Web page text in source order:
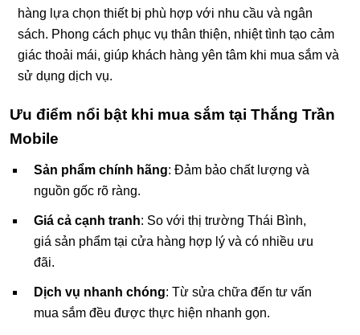
hàng lựa chọn thiết bị phù hợp với nhu cầu và ngân
sách. Phong cách phục vụ thân thiện, nhiệt tình tạo cảm
giác thoải mái, giúp khách hàng yên tâm khi mua sắm và
sử dụng dịch vụ.
Ưu điểm nổi bật khi mua sắm tại Thắng Trần
Mobile
Sản phẩm chính hãng: Đảm bảo chất lượng và
nguồn gốc rõ ràng.
Giá cả cạnh tranh: So với thị trường Thái Bình,
giá sản phẩm tại cửa hàng hợp lý và có nhiều ưu
đãi.
Dịch vụ nhanh chóng: Từ sửa chữa đến tư vấn
mua sắm đều được thực hiện nhanh gọn.